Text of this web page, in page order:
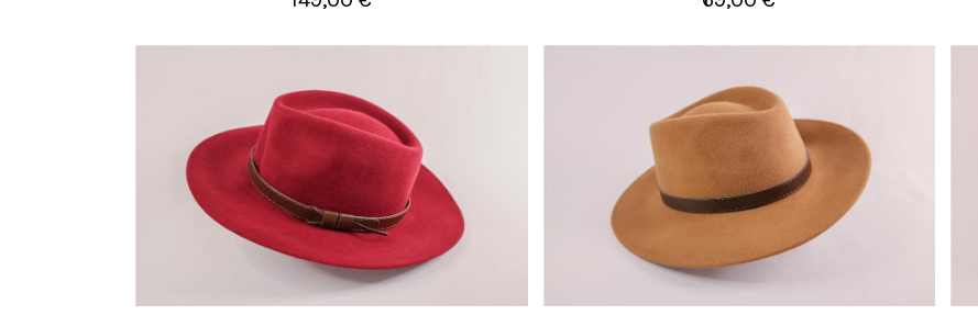
Añadir al carrito Añadir al carrito